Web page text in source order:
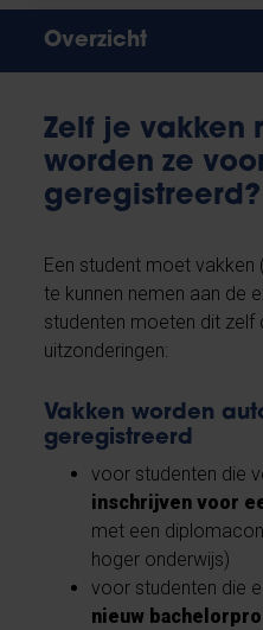
Overzicht
Zelf je vakken
worden ze
geregistreerd?
Een student moet vakken
te kunnen nemen aan de
studenten moeten dit zelf
uitzonderingen:
Vakken worden
geregistreerd
voor studenten die
inschrijven voor
met een
hoger onderwijs)
voor studenten die
nieuw